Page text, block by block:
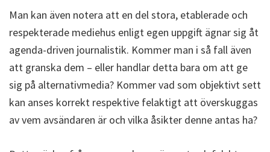
Man kan även notera att en del stora, etablerade och
respekterade mediehus enligt egen uppgift ägnar sig åt
agenda-driven journalistik. Kommer man i så fall även
att granska dem – eller handlar detta bara om att ge
sig på alternativmedia? Kommer vad som objektivt sett
kan anses korrekt respektive felaktigt att överskuggas
av vem avsändaren är och vilka åsikter denne antas ha?